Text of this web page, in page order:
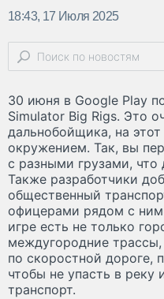
18:43, 17 Июля 2025
30 июня в Google Play
Simulator Big Rigs. Это
дальнобойщика, на
окружением. Так, вы
с разными грузами,
Также разработчики
общественный
офицерами рядом с
игре есть не только
междугородние
по скоростной дороге,
чтобы не упасть в реку
транспорт.